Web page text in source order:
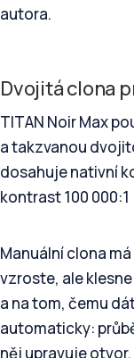
autora.
Dvojitá clona
TITAN Noir Max
a takzvanou
dosahuje nativní
kontrast 100
Manuální clona
vzroste, ale
a na tom, čemu
automaticky:
něj upravuje